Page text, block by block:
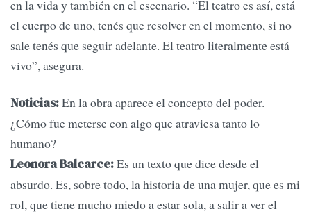
en la vida y también en el escenario. “El teatro es así, está
el cuerpo de uno, tenés que resolver en el momento, si no
sale tenés que seguir adelante. El teatro literalmente está
vivo”, asegura.
Noticias:En la obra aparece el concepto del poder.
¿Cómo fue meterse con algo que atraviesa tanto lo
humano?
Leonora Balcarce:Es un texto que dice desde el
absurdo. Es, sobre todo, la historia de una mujer, que es mi
rol, que tiene mucho miedo a estar sola, a salir a ver el